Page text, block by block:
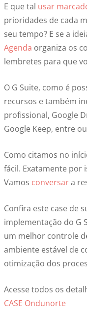
E que tal usar
prioridades de cada
seu tempo? E se a
Agenda organiza os
lembretes para que
O G Suite, como é
recursos e também
profissional, Google
Google Keep, entre
Como citamos no
fácil. Exatamente por
Vamos conversara
Confira este case de
implementação do G
um melhor controle
ambiente estável de
otimização dos
Acesse todos os
CASE Ondunorte